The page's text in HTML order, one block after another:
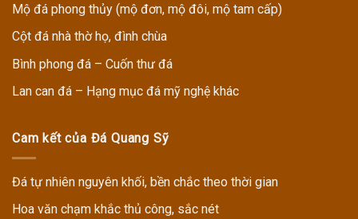
Mộ đá phong thủy (mộ đơn, mộ đôi, mộ tam cấp)
Cột đá nhà thờ họ, đình chùa
Bình phong đá – Cuốn thư đá
Lan can đá – Hạng mục đá mỹ nghệ khác
Cam kết của Đá Quang Sỹ
Đá tự nhiên nguyên khối, bền chắc theo thời gian
Hoa văn chạm khắc thủ công, sắc nét